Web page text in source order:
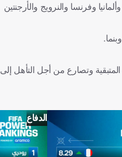
الأرجنتين كولومبيا
البرتغال
وفرنسا والنرويج والأرجنتين
المتبقية وتصارع من أجل التأهل إلى
الدفاع